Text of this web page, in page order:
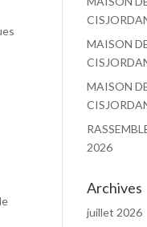
MAISON
MAISON
2026
Archives
juillet 2026